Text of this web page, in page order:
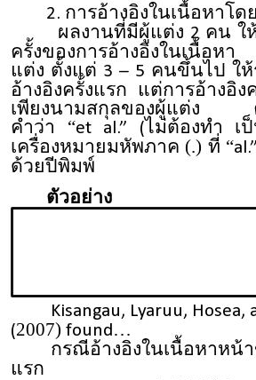
2. การอ้างอิงในเนื้อหาโ
ผลงานที่มีผู้แต่ง 2 คน ใ
ครั้งของการอ้างอิงในเนื้อห
แต่ง ตั้งแต่ 3 – 5 คนขึ้นไป ให้
อ้างอิงครั้งแรก แต่การอ้างอิง
เพียงนามสกุลของผู้แต่ง
คำว่า “et al.” (ไม่ต้องทำ เ
เครื่องหมายมหัพภาค (.) ที่ “al.”
ด้วยปีพิมพ์
ตัวอย่าง
Kisangau, Lyaruu, Hosea,
(2007) found…
กรณีอ้างอิงในเนื้อหาหน้
แรก